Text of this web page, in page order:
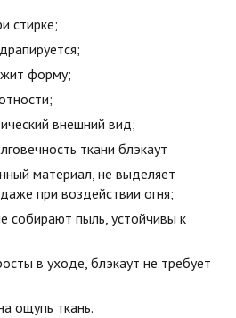
стирке;
форму;
внешний вид;
ткани блэкаут
материал, не выделяет
при воздействии огня;
собирают пыль, устойчивы к
в уходе, блэкаут не требует
ощупь ткань.